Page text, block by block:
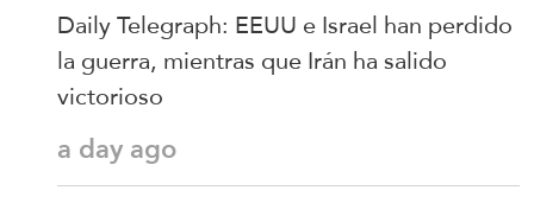
Daily Telegraph: EEUU e Israel han perdido
la guerra, mientras que Irán ha salido
victorioso
a day ago